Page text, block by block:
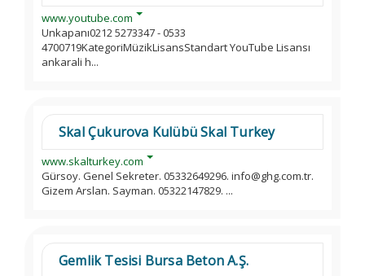
www.youtube.com
Unkapanı0212 5273347 - 0533
4700719KategoriMüzikLisansStandart YouTube Lisansı
ankarali h...
Skal Çukurova Kulübü Skal Turkey
www.skalturkey.com
Gürsoy. Genel Sekreter. 05332649296. info@ghg.com.tr.
Gizem Arslan. Sayman. 05322147829. ...
Gemlik Tesisi Bursa Beton A.Ş.